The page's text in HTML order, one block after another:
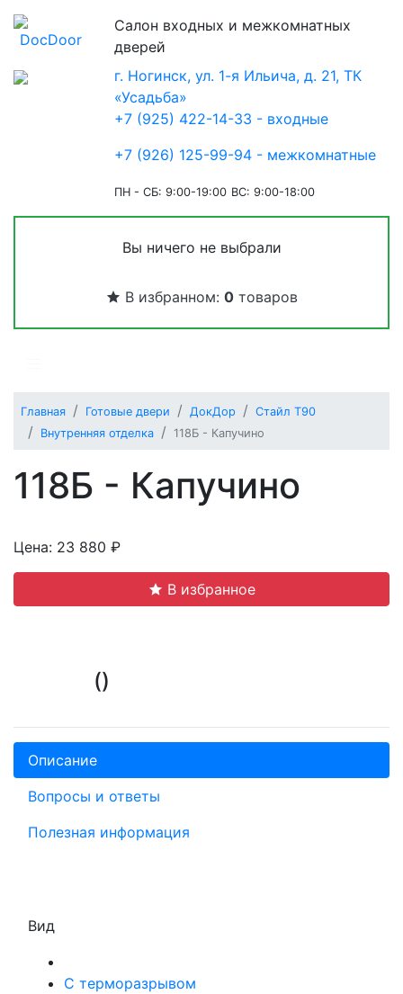
Салон входных и межкомнатных
дверей
г. Ногинск, ул. 1-я Ильича, д. 21, ТК
«Усадьба»
+7 (925) 422-14-33 - входные
+7 (926) 125-99-94 - межкомнатные
ПН - СБ: 9:00-19:00 ВС: 9:00-18:00
Вы ничего не выбрали
В избранном: 0товаров
Главная Готовые двери ДокДор
Стайл Т90
Внутренняя отделка
118Б - Капучино
118Б - Капучино
Цена: 23 880 ₽
В избранное
()
Описание
Вопросы и ответы
Полезная информация
Вид
С терморазрывом